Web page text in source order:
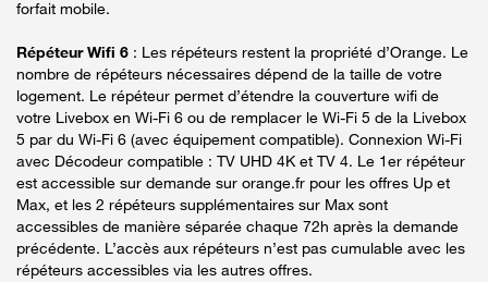
forfait mobile.
Répéteur Wifi 6 : Les répéteurs restent la propriété d’Orange. Le
nombre de répéteurs nécessaires dépend de la taille de votre
logement. Le répéteur permet d’étendre la couverture wifi de
votre Livebox en Wi-Fi 6 ou de remplacer le Wi-Fi 5 de la Livebox
5 par du Wi-Fi 6 (avec équipement compatible). Connexion Wi-Fi
avec Décodeur compatible : TV UHD 4K et TV 4. Le 1er répéteur
est accessible sur demande sur orange.fr pour les offres Up et
Max, et les 2 répéteurs supplémentaires sur Max sont
accessibles de manière séparée chaque 72h après la demande
précédente. L’accès aux répéteurs n’est pas cumulable avec les
répéteurs accessibles via les autres offres.